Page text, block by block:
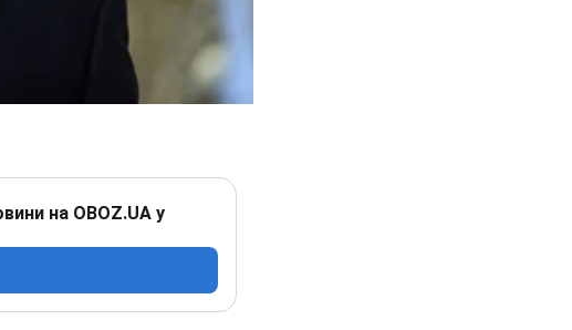
на OBOZ.UA у